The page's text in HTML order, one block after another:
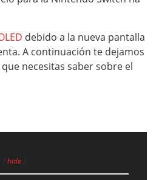
debido a la nueva pantalla
A continuación te dejamos
necesitas saber sobre el
hide